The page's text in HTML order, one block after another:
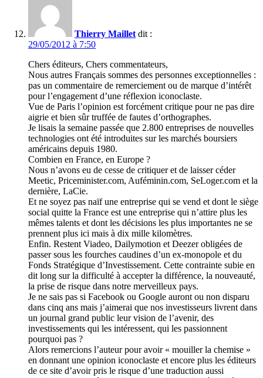
Thierry Maillet dit :
29/05/2012 à 7:50
Chers éditeurs, Chers commentateurs,
Nous autres Français sommes des personnes exceptionnelles :
pas un commentaire de remerciement ou de marque d’intérêt
pour l’engagement d’une réflexion iconoclaste.
Vue de Paris l’opinion est forcément critique pour ne pas dire
aigrie et bien sûr truffée de fautes d’orthographes.
Je lisais la semaine passée que 2.800 entreprises de nouvelles
technologies ont été introduites sur les marchés boursiers
américains depuis 1980.
Combien en France, en Europe ?
Nous n’avons eu de cesse de critiquer et de laisser céder
Meetic, Priceminister.com, Auféminin.com, SeLoger.com et la
dernière, LaCie.
Et ne soyez pas naïf une entreprise qui se vend et dont le siège
social quitte la France est une entreprise qui n’attire plus les
mêmes talents et dont les décisions les plus importantes ne se
prennent plus ici mais à dix mille kilomètres.
Enfin. Restent Viadeo, Dailymotion et Deezer obligées de
passer sous les fourches caudines d’un ex-monopole et du
Fonds Stratégique d’Investissement. Cette contrainte subie en
dit long sur la difficulté à accepter la différence, la nouveauté,
la prise de risque dans notre merveilleux pays.
Je ne sais pas si Facebook ou Google auront ou non disparu
dans cinq ans mais j’aimerai que nos investisseurs livrent dans
un journal grand public leur vision de l’avenir, des
investissements qui les intéressent, qui les passionnent
pourquoi pas ?
Alors remercions l’auteur pour avoir « mouiller la chemise »
en donnant une opinion iconoclaste et encore plus les éditeurs
de ce site d’avoir pris le risque d’une traduction aussi